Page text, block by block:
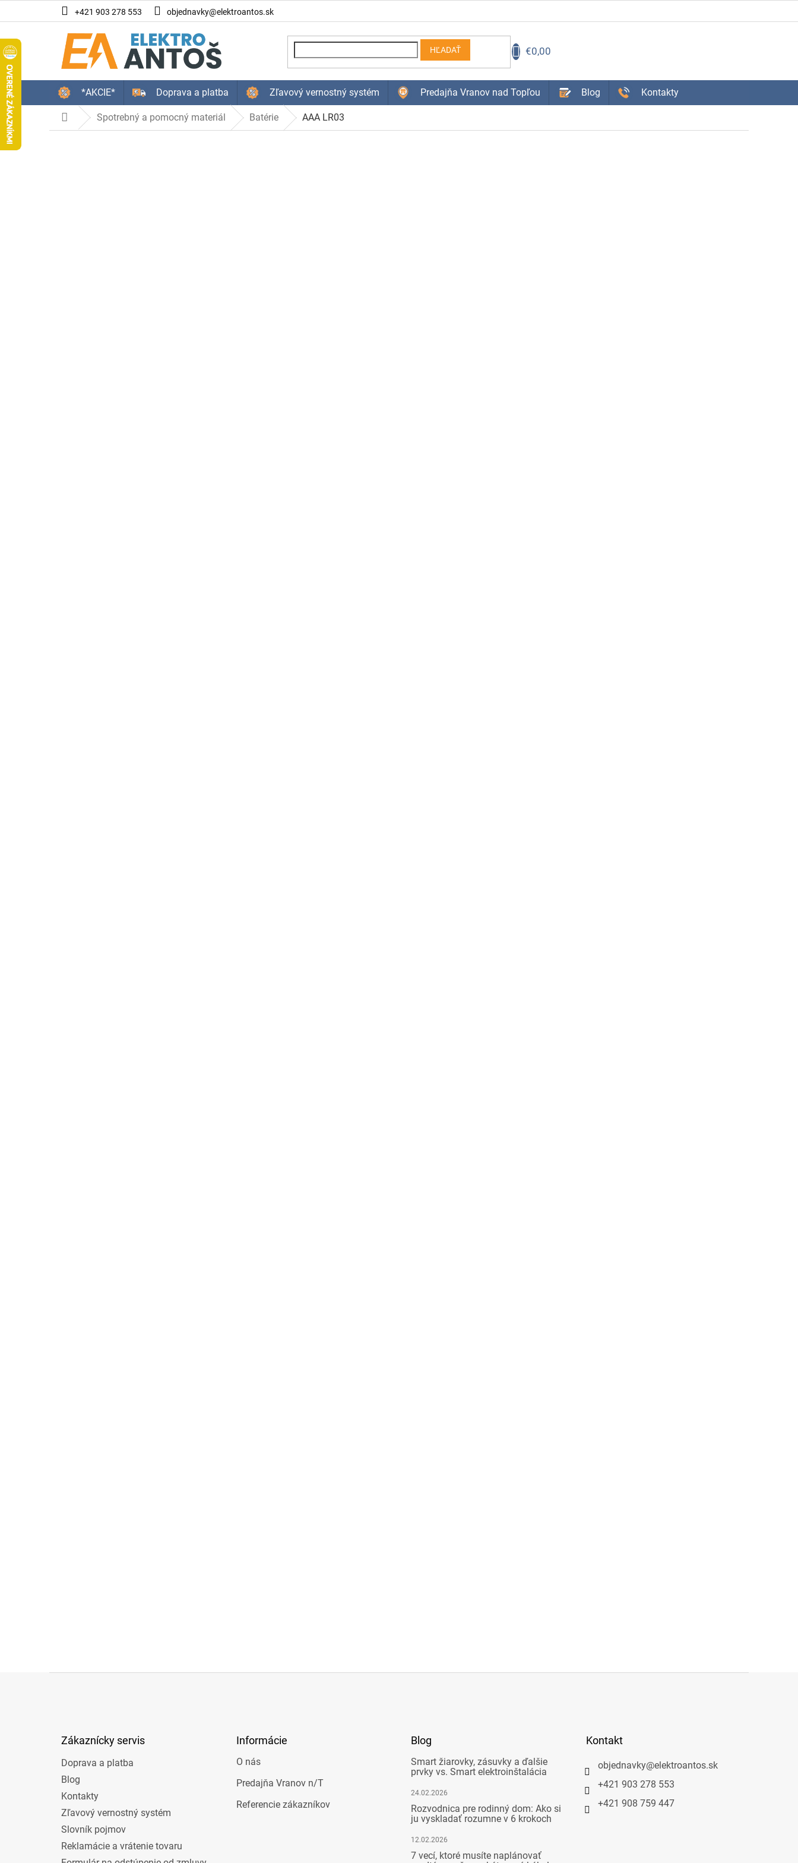
na
+421 903 278 553 objednavky@elektroantos.sk
HĽADAŤ
KOŠÍK
€0,00
*AKCIE* Doprava a platba Zľavový vernostný systém Predajňa Vranov nad Topľou Blog Kontakty
DomovSpotrebný a pomocný materiál Batérie AAA LR03
Zákaznícky servis
Doprava a platba
Blog
Kontakty
Zľavový vernostný systém
Slovník pojmov
Reklamácie a vrátenie tovaru
Informácie
O nás
Predajňa Vranov n/T
Referencie zákazníkov
Blog
Smart žiarovky, zásuvky a ďalšie
prvky vs. Smart elektroinštalácia
24.02.2026
Rozvodnica pre rodinný dom: Ako si
ju vyskladať rozumne v 6 krokoch
12.02.2026
7 vecí, ktoré musíte naplánovať
Kontakt
objednavky@elektroantos.sk
+421 903 278 553
+421 908 759 447